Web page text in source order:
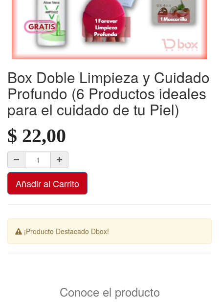
Box Doble Limpieza y Cuidado
Profundo (6 Productos ideales
para el cuidado de tu Piel)
$ 22,00
Añadir al Carrito
¡Producto Destacado Dbox!
Conoce el producto